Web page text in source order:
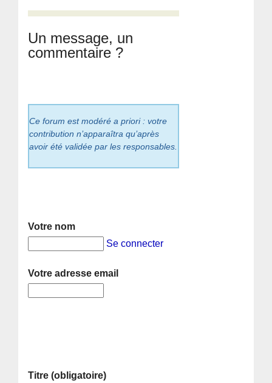
Un message, un
commentaire ?
Ce forum est modéré a priori : votre
contribution n’apparaîtra qu’après
avoir été validée par les responsables.
Votre nom
Se connecter
Votre adresse email
Titre (obligatoire)